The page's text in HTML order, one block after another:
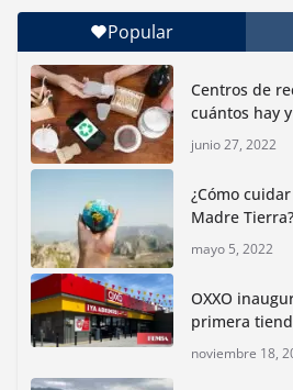
Con jornada informativa,
for Animals buscan inhibir tráfico
junio 15, 2026
Inauguran nuevo Embarcadero
reactivar la zona lacustre de
junio 4, 2026
Rompe CDMX récords Reto
lidera la biodiversidad nacional
mayo 18, 2026
Popular
Centros de
cuántos hay
junio 27, 2022
¿Cómo
Madre Tierra?
mayo 5, 2022
OXXO
primera
noviembre 18,